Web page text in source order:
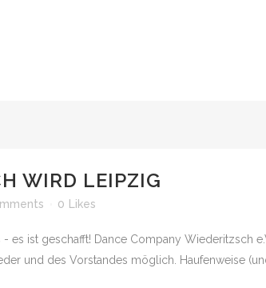
WIRD LEIPZIG
0 Likes
- es ist geschafft! Dance Company
und des Vorstandes möglich. Haufenweise